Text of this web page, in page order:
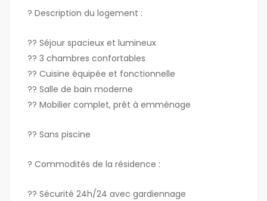
? Description du logement :
?? Séjour spacieux et lumineux
?? 3 chambres confortables
?? Cuisine équipée et fonctionnelle
?? Salle de bain moderne
?? Mobilier complet, prêt à emménage
?? Sans piscine
? Commodités de la résidence :
?? Sécurité 24h/24 avec gardiennage